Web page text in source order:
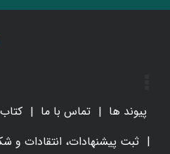
پیوند ها تماس با ما
ثبت پیشنهادات، انتقادات و